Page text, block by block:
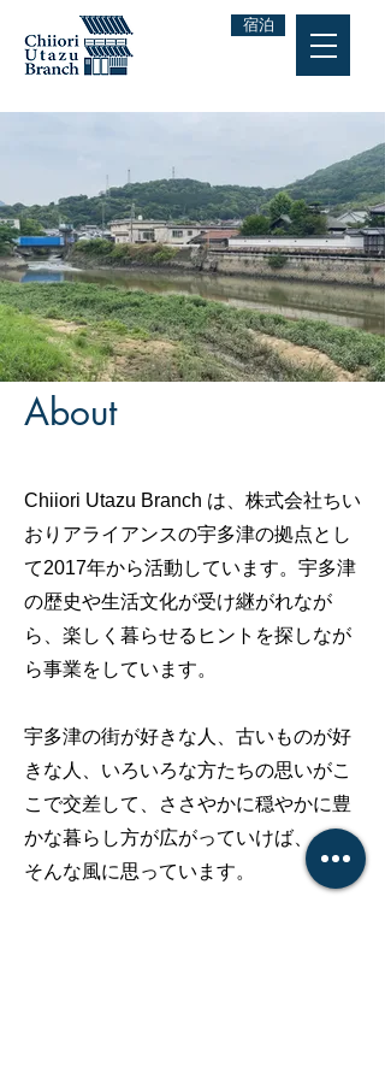
宿泊
About
Chiiori Utazu Branch は、株式会社ちい
おりアライアンスの宇多津の拠点とし
て2017年から活動しています。 宇多津
の歴史や生活文化が受け継がれなが
ら、楽しく暮らせるヒントを探しなが
ら事業をしています。
宇多津の街が好きな人、古いものが好
きな人、いろいろな方たちの思いがこ
こで交差して、ささやかに穏やかに豊
かな暮らし方が広がっていけば、、、
そんな風に思っています。